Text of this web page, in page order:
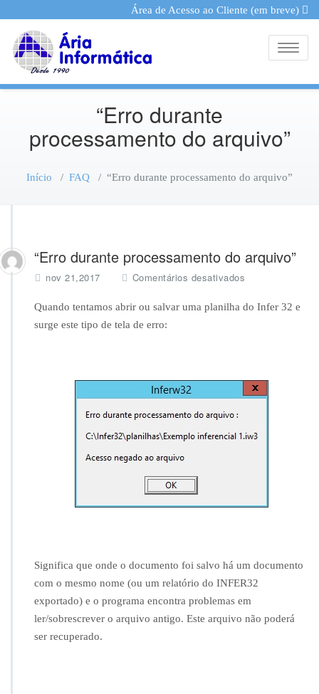
Área de Acesso ao Cliente (em breve)
“Erro durante
processamento do arquivo”
Início / FAQ / “Erro durante processamento do arquivo”
“Erro durante processamento do arquivo”
nov 21,2017 Comentários desativados
“E
t
c
a
e
n
t
Quando tentamos abrir ou salvar uma planilha do Infer 32 e
surge este tipo de tela de erro:
Significa que onde o documento foi salvo há um documento
com o mesmo nome (ou um relatório do INFER32
exportado) e o programa encontra problemas em
ler/sobrescrever o arquivo antigo. Este arquivo não poderá
ser recuperado.